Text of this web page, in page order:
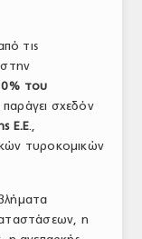
τις
στην
του
παράγει σχεδόν
Ε.Ε.,
τυροκομικών
η